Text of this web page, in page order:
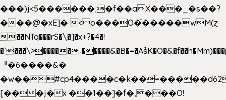
���)j<5������;�f��aX���_�s��?
���@�xE]� <o���O�֙�����wM(ɀ
��NTq���rS�\�]�x+?�4�!
ᅢ�6����&�
[���j�x ��1��]�f�,���O!